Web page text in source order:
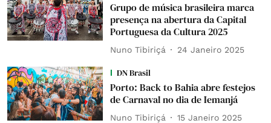
Grupo de música brasileira marca
presença na abertura da Capital
Portuguesa da Cultura 2025
Nuno Tibiriçá 24 Janeiro 2025
DN Brasil
Porto: Back to Bahia abre festejos
de Carnaval no dia de Iemanjá
Nuno Tibiriçá 15 Janeiro 2025